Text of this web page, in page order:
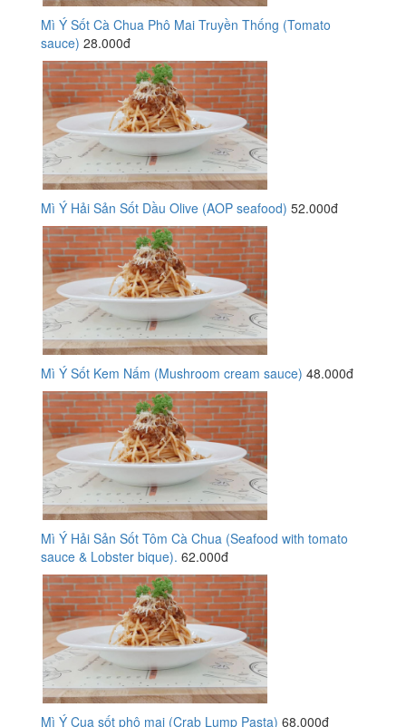
Mì Ý Sốt Cà Chua Phô Mai Truyền Thống (Tomato
sauce) 28.000đ
Mì Ý Hải Sản Sốt Dầu Olive (AOP seafood) 52.000đ
Mì Ý Sốt Kem Nấm (Mushroom cream sauce) 48.000đ
Mì Ý Hải Sản Sốt Tôm Cà Chua (Seafood with tomato
sauce & Lobster bique). 62.000đ
Mì Ý Cua sốt phô mai (Crab Lump Pasta) 68.000đ